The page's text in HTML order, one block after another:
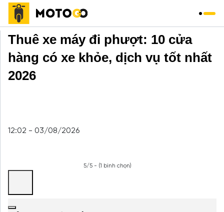
Trang chủ » Thuê xe máy»
Thuê xe máy đi phượt: 10 cửa
hàng có xe khỏe, dịch vụ tốt nhất
2026
12:02 - 03/08/2026
5/5 - (1 bình chọn)